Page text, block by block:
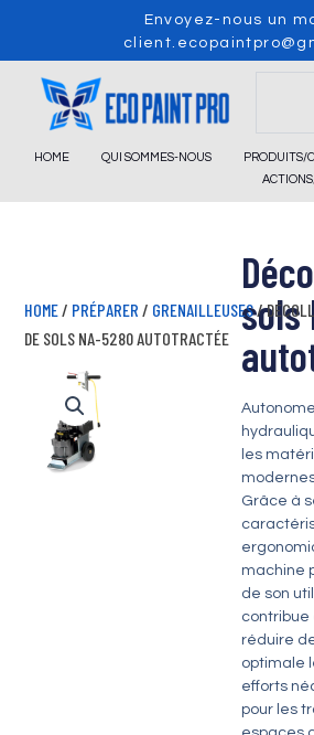
content
Envoyez-nous un
HOME QUI SOMMES-NOUS PRODUITS/
sols
les
Grâce à
machine
de son
contribue
réduire
optimale
efforts
pour les
HOME / PRÉPARER / GRENAILLEUSES/
DE SOLS NA-5280 AUTOTRACTÉE